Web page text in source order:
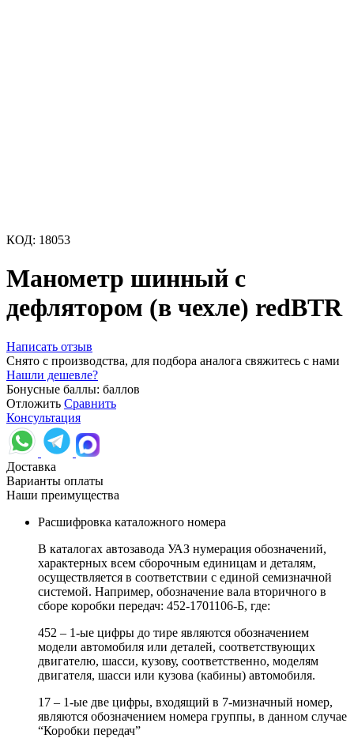
КОД: 18053
Манометр шинный с
дефлятором (в чехле) redBTR
Написать отзыв
Снято с производства, для подбора аналога свяжитесь с нами
Нашли дешевле?
Бонусные баллы: баллов
Отложить Сравнить
Консультация
Доставка
Варианты оплаты
Наши преимущества
Расшифровка каталожного номера
В каталогах автозавода УАЗ нумерация обозначений,
характерных всем сборочным единицам и деталям,
осуществляется в соответствии с единой семизначной
системой. Например, обозначение вала вторичного в
сборе коробки передач: 452-1701106-Б, где:
452 – 1-ые цифры до тире являются обозначением
модели автомобиля или деталей, соответствующих
двигателю, шасси, кузову, соответственно, моделям
двигателя, шасси или кузова (кабины) автомобиля.
17 – 1-ые две цифры, входящий в 7-мизначный номер,
являются обозначением номера группы, в данном случае
“Коробки передач”